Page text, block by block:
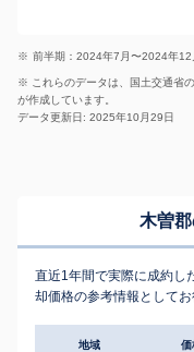
※ 前半期：2024年7月〜2024年
※ これらのデータは、国土交通省の
が作成しています。
データ更新日: 2025年10月29日
木曽
直近1年間で実際に成約し
却価格の参考情報としてお
地域 価